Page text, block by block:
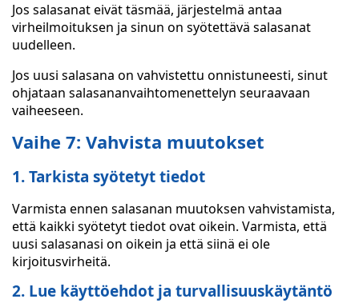
Jos salasanat eivät täsmää, järjestelmä antaa
virheilmoituksen ja sinun on syötettävä salasanat
uudelleen.
Jos uusi salasana on vahvistettu onnistuneesti, sinut
ohjataan salasananvaihtomenettelyn seuraavaan
vaiheeseen.
Vaihe 7: Vahvista muutokset
1. Tarkista syötetyt tiedot
Varmista ennen salasanan muutoksen vahvistamista,
että kaikki syötetyt tiedot ovat oikein. Varmista, että
uusi salasanasi on oikein ja että siinä ei ole
kirjoitusvirheitä.
2. Lue käyttöehdot ja turvallisuuskäytäntö